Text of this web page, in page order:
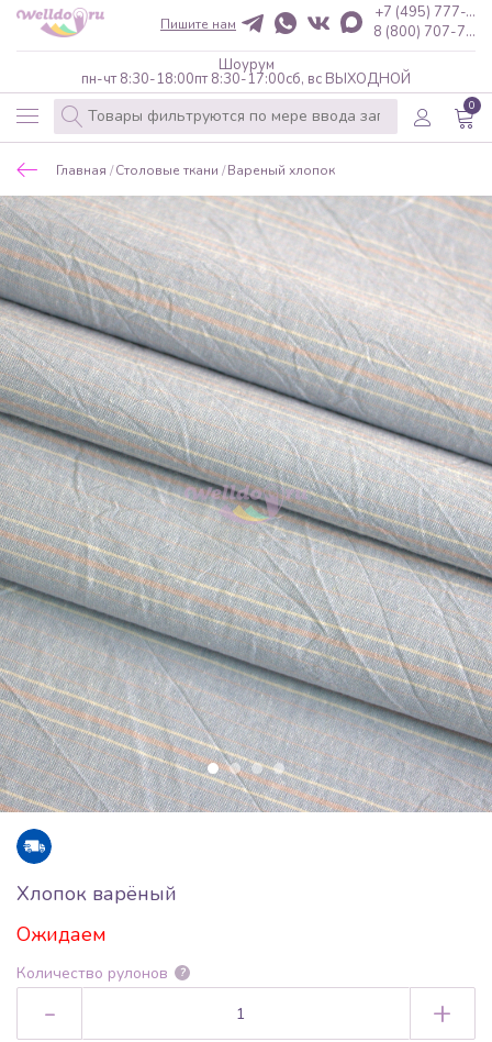
Шоурум
пн-чт 8:30-18:00пт 8:30-17:00сб, вс ВЫХОДНОЙ
+7 (495) 777-...
8 (800) 707-7...
Пишите нам
0
Главная Столовые ткани Вареный хлопок
Хлопок варёный
Ожидаем
Количество рулонов ?
- +